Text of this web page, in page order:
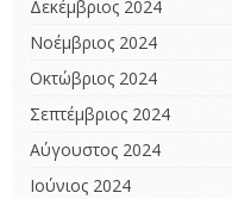
Δεκέμβριος 2024
Νοέμβριος 2024
Οκτώβριος 2024
Σεπτέμβριος 2024
Αύγουστος 2024
Ιούνιος 2024